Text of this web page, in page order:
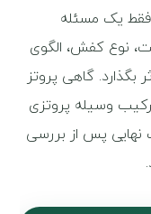
یک مسئله
نوع کفش، الگوی
بگذارد. گاهی پروتز
وسیله پروتزی
پس از بررسی